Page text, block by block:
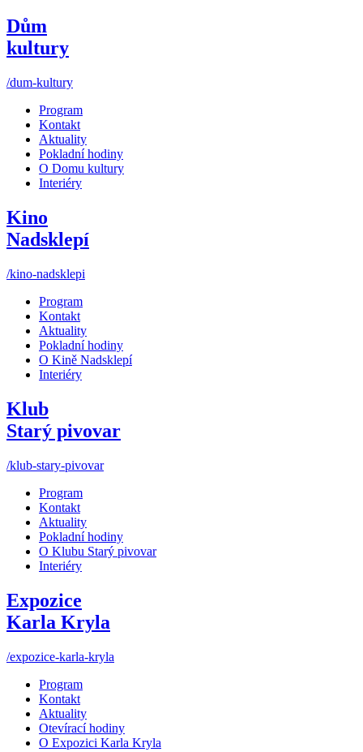
Dům
kultury
/dum-kultury
Program
Kontakt
Aktuality
Pokladní hodiny
O Domu kultury
Interiéry
Kino
Nadsklepí
/kino-nadsklepi
Program
Kontakt
Aktuality
Pokladní hodiny
O Kině Nadsklepí
Interiéry
Klub
Starý pivovar
/klub-stary-pivovar
Program
Kontakt
Aktuality
Pokladní hodiny
O Klubu Starý pivovar
Interiéry
Expozice
Karla Kryla
/expozice-karla-kryla
Program
Kontakt
Aktuality
Otevírací hodiny
O Expozici Karla Kryla